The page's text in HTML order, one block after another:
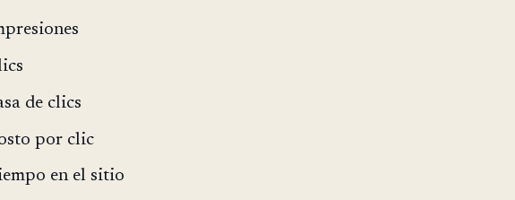
de clics
por clic
en el sitio